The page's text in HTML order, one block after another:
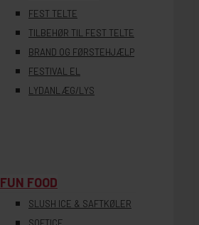
FEST TELTE
TILBEHØR TIL FEST TELTE
BRAND OG FØRSTEHJÆLP
FESTIVAL EL
LYDANLÆG/LYS
FUN FOOD
SLUSH ICE & SAFTKØLER